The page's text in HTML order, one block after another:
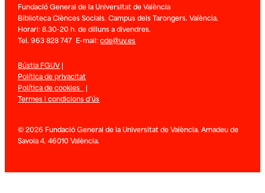
Fundació General de la Universitat de València
Biblioteca Ciènces Socials. Campus dels Tarongers. València.
Horari: 8.30-20 h. de dilluns a divendres.
Tel. 963 828 747 E-mail:cde@uv.es
Bústia FGUV|
Política de privacitat
Política de cookies |
Termes i condicions d’ús
© 2026 Fundació General de la Universitat de València. Amadeu de
Savoia 4. 46010 València.